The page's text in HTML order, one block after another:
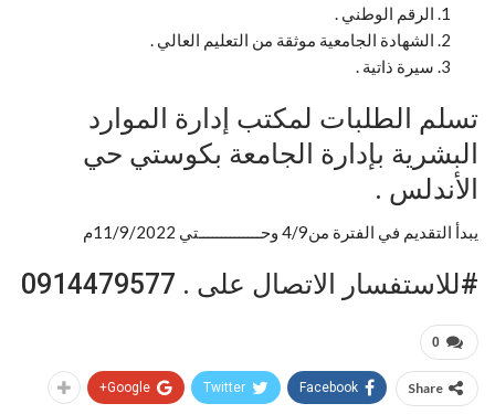
الرقم الوطني .
الشهادة الجامعية موثقة من التعليم العالي .
سيرة ذاتية .
تسلم الطلبات لمكتب إدارة الموارد
البشرية بإدارة الجامعة بكوستي حي
الأندلس .
يبدأ التقديم في الفترة من4/9 وحــــــــــــــتي 11/9/2022م
#للاستفسار الاتصال على . 0914479577
0
Share
Facebook
Twitter
Google+